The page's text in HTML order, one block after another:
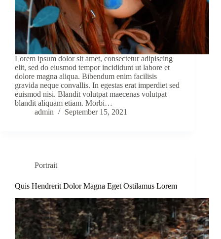
Lorem ipsum dolor sit amet, consectetur adipiscing
elit, sed do eiusmod tempor incididunt ut labore et
dolore magna aliqua. Bibendum enim facilisis
gravida neque convallis. In egestas erat imperdiet sed
euismod nisi. Blandit volutpat maecenas volutpat
blandit aliquam etiam. Morbi…
admin
September 15, 2021
Portrait
Quis Hendrerit Dolor Magna Eget Ostilamus Lorem